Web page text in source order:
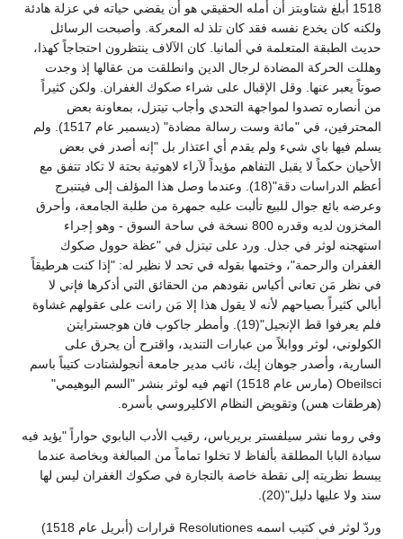
1518 أبلغ شتاوبتز أن أمله الحقيقي هو أن يقضي حياته في عزلة هادئة
ولكنه كان يخدع نفسه فقد كان تلذ له المعركة. وأصبحت الرسائل
حديث الطبقة المتعلمة في ألمانيا. كان الآلاف ينتظرون احتجاجاً كهذا،
وهللت الحركة المضادة لرجال الدين وانطلقت من عقالها إذ وجدت
صوتاً يعبر عنها. وقل الإقبال على شراء صكوك الغفران. ولكن كثيراً
من أنصاره تصدوا لمواجهة التحدي وأجاب تيتزل، بمعاونة بعض
المحترفين، في "مائة وست رسالة مضادة" (ديسمبر عام 1517). ولم
يسلم فيها باي شيء ولم يقدم أي اعتذار بل "إنه أصدر في بعض
الأحيان حكماً لا يقبل التفاهم مؤيداً لآراء لاهوتية بحتة لا تكاد تتفق مع
أعظم الدراسات دقة"(18). وعندما وصل هذا المؤلف إلى فيتنبرج
وعرضه بائع جوال للبيع تألبت عليه جمهرة من طلبة الجامعة، وأحرق
المخزون لديه وقدره 800 نسخة في ساحة السوق - وهو إجراء
استهجنه لوثر في جذل. ورد على تيتزل في "عظة حوول صكوك
الغفران والرحمة"، وختمها بقوله في تحد لا نظير له: "إذا كنت هرطيقاً
في نظر مَن تعاني أكياس نقودهم من الحقائق التي أذكرها فإني لا
أبالي كثيراً بصياحهم لأنه لا يقول هذا إلا مَن رانت على عقولهم غشاوة
فلم يعرفوا قط الإنجيل"(19). وأمطر جاكوب فان هوجسترايتن
الكولوني، لوثر ووابلاً من عبارات التنديد، واقترح أن يحرق على
السارية، وأصدر جوهان إيك، نائب مدير جامعة أنجولشتادت كتيباً باسم
Obeilsci (مارس عام 1518) اتهم فيه لوثر بنشر "السم البوهيمي"
(هرطقات هس) وتقويض النظام الاكليروسي بأسره.
وفي روما نشر سيلفستر بريرياس، رقيب الأدب البابوي حواراً "يؤيد فيه
سيادة البابا المطلقة بألفاظ لا تخلوا تماماً من المبالغة وبخاصة عندما
يبسط نظريته إلى نقطة خاصة بالتجارة في صكوك الغفران ليس لها
سند ولا عليها دليل"(20).
وردّ لوثر في كتيب اسمه Resolutiones قرارات (أبريل عام 1518)